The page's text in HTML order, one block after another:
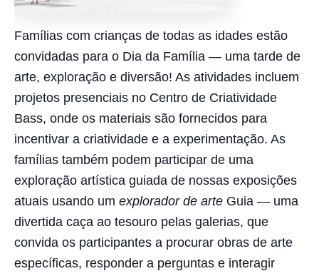
Famílias com crianças de todas as idades estão
convidadas para o Dia da Família — uma tarde de
arte, exploração e diversão! As atividades incluem
projetos presenciais no Centro de Criatividade
Bass, onde os materiais são fornecidos para
incentivar a criatividade e a experimentação. As
famílias também podem participar de uma
exploração artística guiada de nossas exposições
atuais usando um explorador de arte Guia — uma
divertida caça ao tesouro pelas galerias, que
convida os participantes a procurar obras de arte
específicas, responder a perguntas e interagir